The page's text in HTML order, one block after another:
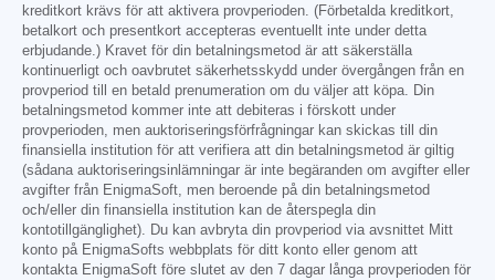
kreditkort krävs för att aktivera provperioden. (Förbetalda kreditkort,
betalkort och presentkort accepteras eventuellt inte under detta
erbjudande.) Kravet för din betalningsmetod är att säkerställa
kontinuerligt och oavbrutet säkerhetsskydd under övergången från en
provperiod till en betald prenumeration om du väljer att köpa. Din
betalningsmetod kommer inte att debiteras i förskott under
provperioden, men auktoriseringsförfrågningar kan skickas till din
finansiella institution för att verifiera att din betalningsmetod är giltig
(sådana auktoriseringsinlämningar är inte begäranden om avgifter eller
avgifter från EnigmaSoft, men beroende på din betalningsmetod
och/eller din finansiella institution kan de återspegla din
kontotillgänglighet). Du kan avbryta din provperiod via avsnittet Mitt
konto på EnigmaSofts webbplats för ditt konto eller genom att
kontakta EnigmaSoft före slutet av den 7 dagar långa provperioden för